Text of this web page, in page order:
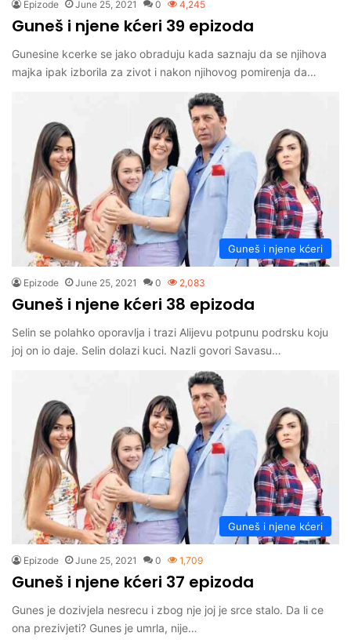
Epizode June 25, 2021 0 4,245
Guneš i njene kćeri 39 epizoda
Gunesine kcerke se jako obraduju kada saznaju da se njihova
majka ipak izborila za zivot i nakon njihovog pomirenja da…
Guneš i njene kćeri
Epizode June 25, 2021 0 2,083
Guneš i njene kćeri 38 epizoda
Selin se polahko oporavlja i trazi Alijevu potpunu podrsku koju
joj on io daje. Selin dolazi kuci. Nazli govori Savasu…
Guneš i njene kćeri
Epizode June 25, 2021 0 1,709
Guneš i njene kćeri 37 epizoda
Gunes je dozivjela nesrecu i zbog nje joj je srce stalo. Da li ce
ona prezivjeti? Gunes je umrla, nije…